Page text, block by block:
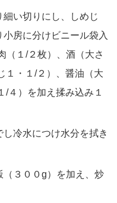
い切りにし、しめじ
小房に分けビニール袋入
（１/２枚）、酒（大さ
１・１/２）、醤油（大
/４）を加え揉み込み１
冷水につけ水分を拭き
（３００g）を加え、炒